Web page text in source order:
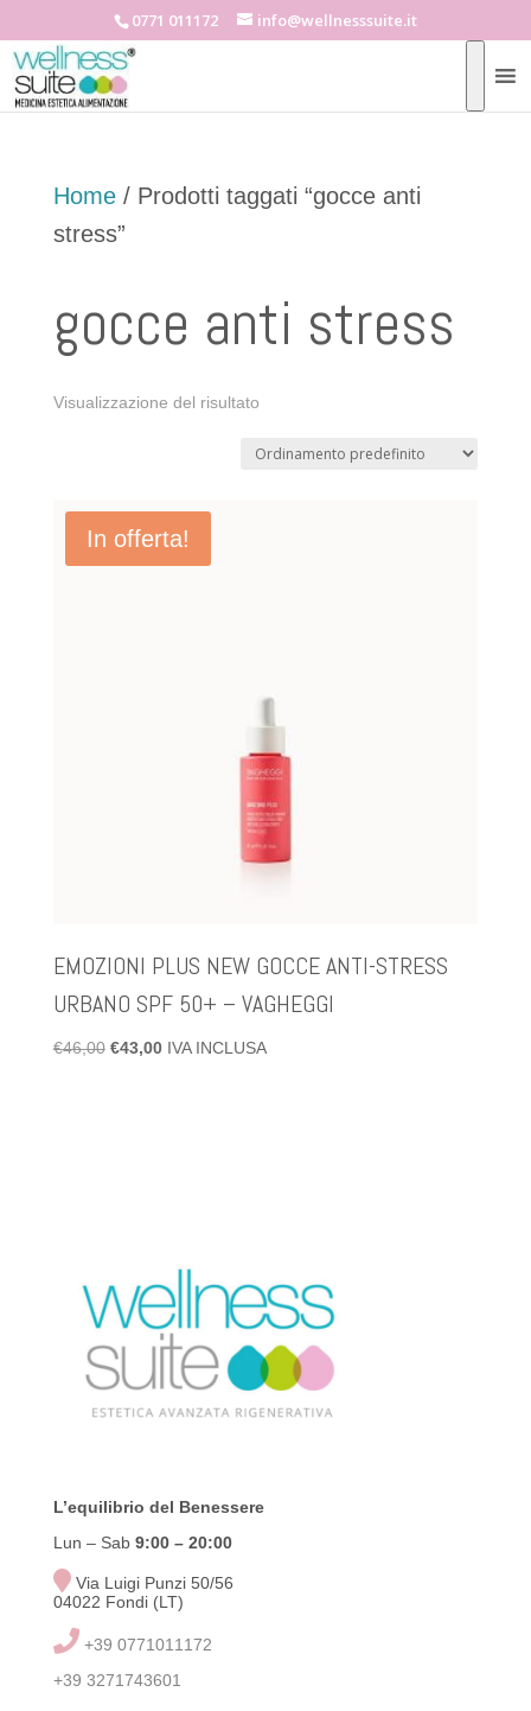
0771 011172 info@wellnesssuite.it
Home/ Prodotti taggati “gocce anti
stress”
gocce anti stress
Visualizzazione del risultato
In offerta!
EMOZIONI PLUS NEW GOCCE ANTI-STRESS
URBANO SPF 50+ – VAGHEGGI
€46,00 Il
€43,00IlIVA INCLUSA
L’equilibrio del Benessere
Lun – Sab 9:00– 20:00
Via Luigi Punzi 50/56
04022 Fondi (LT)
+39 0771011172
+39 3271743601